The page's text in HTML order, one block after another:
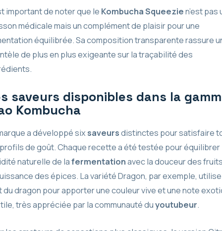
important de noter que le Kombucha Squeezien’est pas
médicale mais un complément de plaisir pour une
équilibrée. Sa composition transparente rassure
de plus en plus exigeante sur la traçabilité des
saveurs disponibles dans la
Kombucha
a développé six saveursdistinctes pour satisfaire
de goût. Chaque recette a été testée pour équilibrer
naturelle de lafermentationavec la douceur des
des épices. La variété Dragon, par exemple,
du dragon pour apporter une couleur vive et une note
très appréciée par la communauté duyoutubeur.